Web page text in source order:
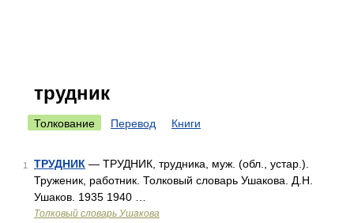
трудник
Толкование Перевод Книги
1 ТРУДНИК — ТРУДНИК, трудника, муж. (обл., устар.).
Труженик, работник. Толковый словарь Ушакова. Д.Н.
Ушаков. 1935 1940 …
Толковый словарь Ушакова